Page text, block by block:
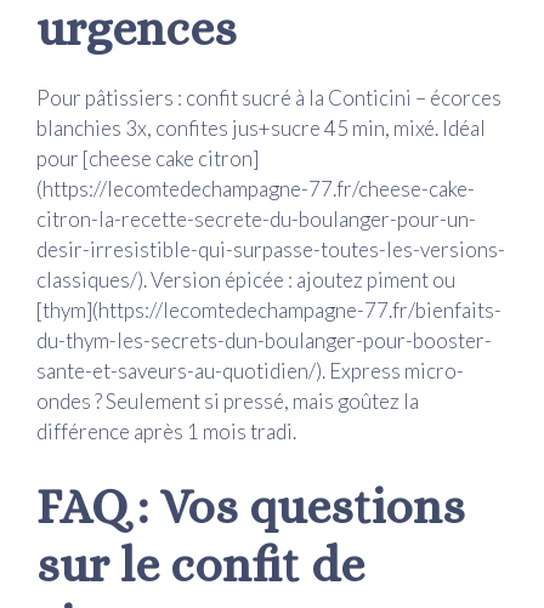
urgences
Pour pâtissiers : confit sucré à la Conticini – écorces
blanchies 3x, confites jus+sucre 45 min, mixé. Idéal
pour [cheese cake citron]
(https://lecomtedechampagne-77.fr/cheese-cake-
citron-la-recette-secrete-du-boulanger-pour-un-
desir-irresistible-qui-surpasse-toutes-les-versions-
classiques/). Version épicée : ajoutez piment ou
[thym](https://lecomtedechampagne-77.fr/bienfaits-
du-thym-les-secrets-dun-boulanger-pour-booster-
sante-et-saveurs-au-quotidien/). Express micro-
ondes ? Seulement si pressé, mais goûtez la
différence après 1 mois tradi.
FAQ : Vos questions
sur le confit de